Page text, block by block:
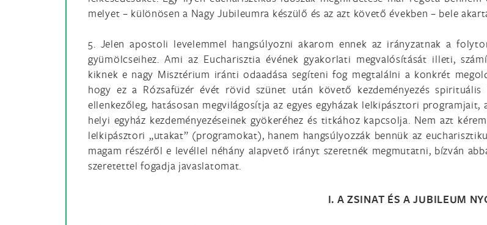
melyet – különösen a Nagy Jubileumra készülő és az azt követő években – bele
5. Jelen apostoli levelemmel hangsúlyozni akarom ennek az irányzatnak a
gyümölcseihez. Ami az Eucharisztia évének gyakorlati megvalósítását illeti,
kiknek e nagy Misztérium iránti odaadása segíteni fog megtalálni a konkrét
hogy ez a Rózsafüzér évét rövid szünet után követő kezdeményezés
ellenkezőleg, hatásosan megvilágosítja az egyes egyházak lelkipásztori
helyi egyház kezdeményezéseinek gyökeréhez és titkához kapcsolja. Nem azt
lelkipásztori „utakat” (programokat), hanem hangsúlyozzák bennük az
magam részéről e levéllel néhány alapvető irányt szeretnék megmutatni, bízván
szeretettel fogadja javaslatomat.
I. A ZSINAT ÉS A JUBILEUM